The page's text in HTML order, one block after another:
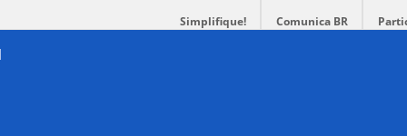
Simplifique! Comunica BR